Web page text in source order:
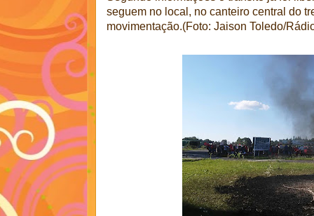
seguem no local, no canteiro central do
movimentação.(Foto: Jaison Toledo/